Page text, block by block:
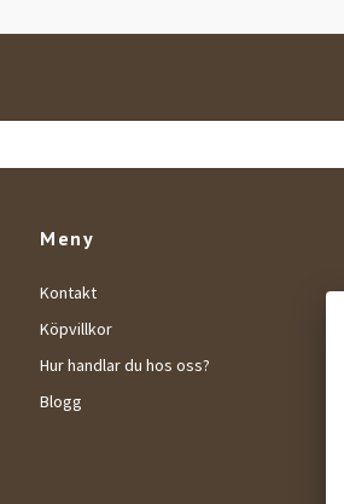
Meny
Kontakt
Köpvillkor
Hur handlar du hos oss?
Blogg